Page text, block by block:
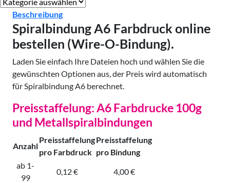
Beschreibung
Spiralbindung A6 Farbdruck online
bestellen (Wire-O-Bindung).
Laden Sie einfach Ihre Dateien hoch und wählen Sie die
gewünschten Optionen aus, der Preis wird automatisch
für Spiralbindung A6 berechnet.
Preisstaffelung: A6 Farbdrucke 100g
und Metallspiralbindungen
Anzahl
Preisstaffelung
pro Farbdruck
Preisstaffelung
pro Bindung
ab 1-
99
0,12 €
4,00 €